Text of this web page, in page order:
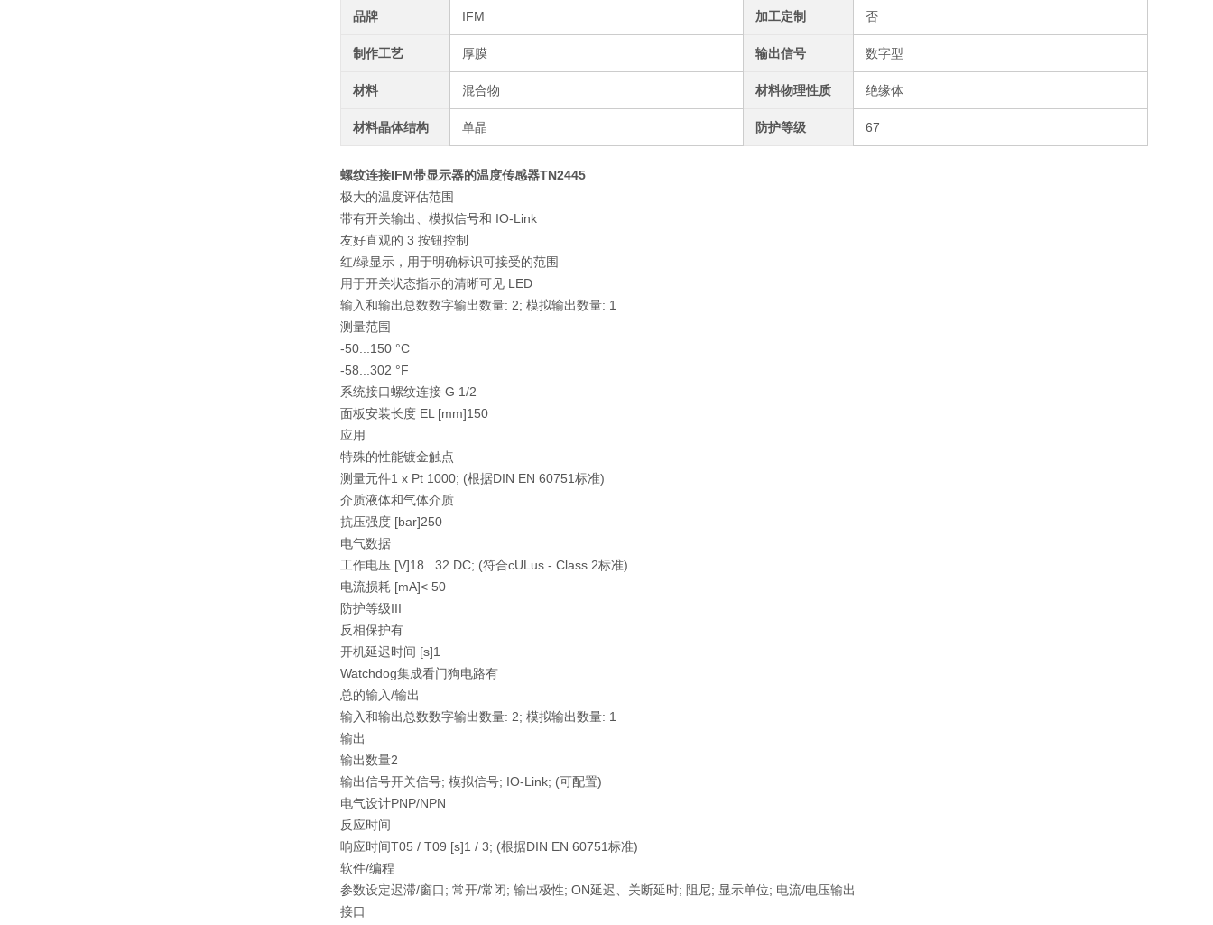
品牌 IFM 加工定制 否
制作工艺 厚膜 输出信号 数字型
材料 混合物 材料物理性质 绝缘体
材料晶体结构 单晶 防护等级 67
螺纹连接IFM带显示器的温度传感器TN2445
极大的温度评估范围
带有开关输出、模拟信号和 IO-Link
友好直观的 3 按钮控制
红/绿显示，用于明确标识可接受的范围
用于开关状态指示的清晰可见 LED
输入和输出总数数字输出数量: 2; 模拟输出数量: 1
测量范围
-50...150 °C
-58...302 °F
系统接口螺纹连接 G 1/2
面板安装长度 EL [mm]150
应用
特殊的性能镀金触点
测量元件1 x Pt 1000; (根据DIN EN 60751标准)
介质液体和气体介质
抗压强度 [bar]250
电气数据
工作电压 [V]18...32 DC; (符合cULus - Class 2标准)
电流损耗 [mA]< 50
防护等级III
反相保护有
开机延迟时间 [s]1
Watchdog集成看门狗电路有
总的输入/输出
输入和输出总数数字输出数量: 2; 模拟输出数量: 1
输出
输出数量2
输出信号开关信号; 模拟信号; IO-Link; (可配置)
电气设计PNP/NPN
反应时间
响应时间T05 / T09 [s]1 / 3; (根据DIN EN 60751标准)
软件/编程
参数设定迟滞/窗口; 常开/常闭; 输出极性; ON延迟、关断延时; 阻尼; 显示单位; 电流/电压输出
接口